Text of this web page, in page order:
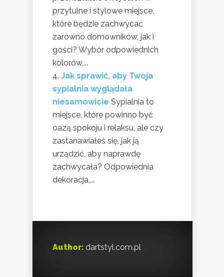
przytulne i stylowe miejsce,
które będzie zachwycać
zarówno domowników, jak i
gości? Wybór odpowiednich
kolorów,...
Jak sprawić, aby Twoja
sypialnia wyglądała
niesamowicie Sypialnia to
miejsce, które powinno być
oazą spokoju i relaksu, ale czy
zastanawiałeś się, jak ją
urządzić, aby naprawdę
zachwycała? Odpowiednia
dekoracja,...
Author: dartstyl.com.pl